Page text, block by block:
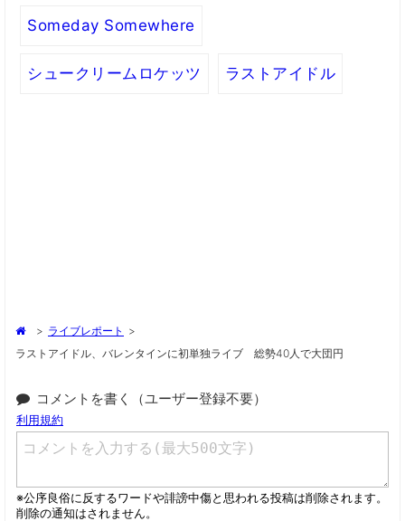
Someday Somewhere
シュークリームロケッツ ラストアイドル
> ライブレポート >
ラストアイドル、バレンタインに初単独ライブ 総勢40人で大団円
コメントを書く（ユーザー登録不要）